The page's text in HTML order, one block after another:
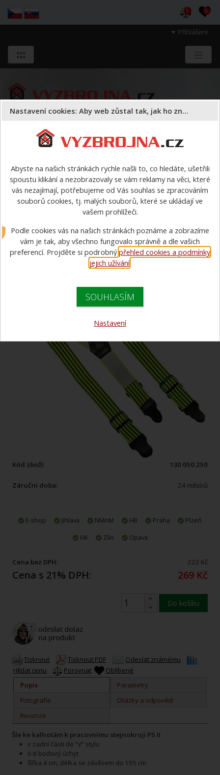
Přihlášení
0 0
a majetek druhých.
Oděvy ostatní>Šle (kšandy) pro HASIČE - žlutozelené
reflexní
žlutozelené reflexní
Kód zboží: 130 050 250
Záruční doba: 24 měsíců
E-shop Jihlava NMnM HB Praha
Plzeň
HK
Zlín Opava
Cena bez DPH: 222 Kč
Cena s 21% DPH: 269 Kč
Do košíku
Tisknout Tisknout PDF
Odeslat známému
Hlídat cenu
Porovnat
Oblíbené
Popis
Parametry
Fotografie
Otázky a odpovědi
Recenze
Šle ke kalhotám k pracovnímu stejnokroji PS II
v zadní části do ”V” stylu
6-ti bodový úchyt
šířka 4 cm, délka se závěsem do 195 cm
Nastavení cookies: Aby web zůstal tak, jak ho znáte
Abyste na našich stránkách rychle našli to, co hledáte, ušetřili
spoustu klikání a nezobrazovaly se vám reklamy na věci, které
vás nezajímají, potřebujeme od Vás souhlas se zpracováním
souborů cookies, tj. malých souborů, které se ukládají ve
vašem prohlížeči.
Podle cookies vás na našich stránkách poznáme a zobrazíme
vám je tak, aby všechno fungovalo správně a dle vašich
preferencí. Projděte si podrobnýpřehled cookies a podmínky
jejich užívání.
SOUHLASÍM
Nastavení